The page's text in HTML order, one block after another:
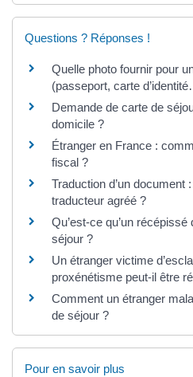
Questions ? Réponses !
Quelle photo fournir pour
(passeport, carte
Demande de carte de
domicile ?
Étranger en France :
fiscal ?
Traduction d’un document
traducteur agréé ?
Qu’est-ce qu’un
séjour ?
Un étranger victime
proxénétisme peut-il être
Comment un étranger
de séjour ?
Pour en savoir plus